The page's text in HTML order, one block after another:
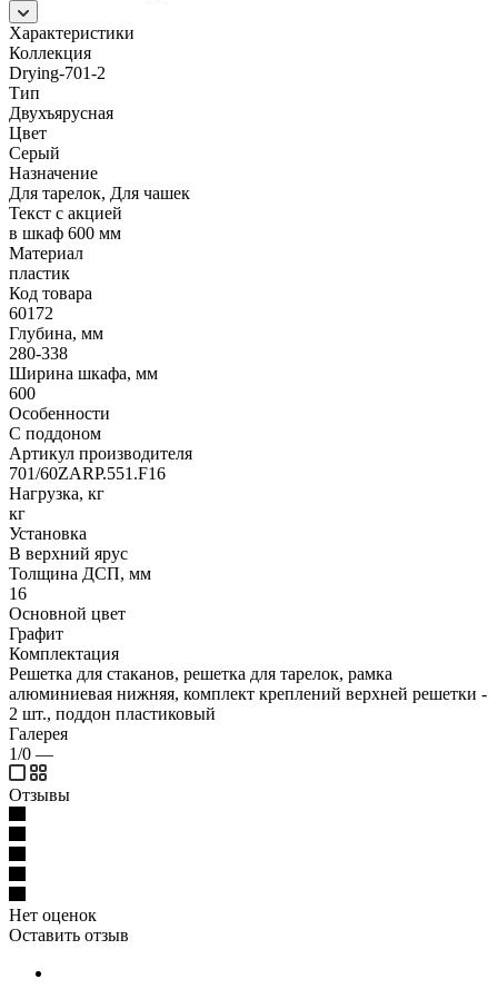
Характеристики
Коллекция
Drying-701-2
Тип
Двухъярусная
Цвет
Серый
Назначение
Для тарелок, Для чашек
Текст с акцией
в шкаф 600 мм
Материал
пластик
Код товара
60172
Глубина, мм
280-338
Ширина шкафа, мм
600
Особенности
С поддоном
Артикул производителя
701/60ZARP.551.F16
Нагрузка, кг
кг
Установка
В верхний ярус
Толщина ДСП, мм
16
Основной цвет
Графит
Комплектация
Решетка для стаканов, решетка для тарелок, рамка
алюминиевая нижняя, комплект креплений верхней решетки -
2 шт., поддон пластиковый
Галерея
1/0 —
Отзывы
Нет оценок
Оставить отзыв